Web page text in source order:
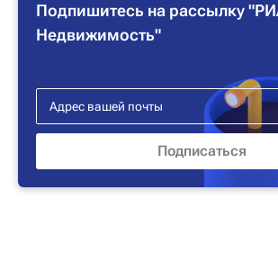
Подпишитесь на рассылку
Недвижимость"